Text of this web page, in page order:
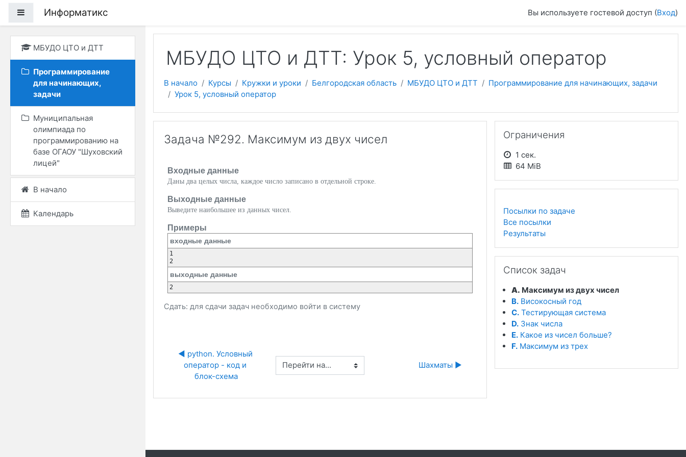
Боковая панель
Информатикс Вы используете гостевой доступ (Вход)
МБУДО ЦТО и ДТТ
Программирование
для начинающих,
задачи
Муниципальная
олимпиада по
программированию на
базе ОГАОУ "Шуховский
лицей"
В начало
Календарь
МБУДО ЦТО и ДТТ: Урок 5, условный оператор
В начало Курсы Кружки и уроки Белгородская область МБУДО ЦТО и ДТТ
Программирование для начинающих, задачи
Урок 5, условный оператор
Задача №292. Максимум из двух чисел
Входные данные
Даны два целых числа, каждое число записано в отдельной строке.
Выходные данные
Выведите наибольшее из данных чисел.
Примеры
входные данные
1
2
выходные данные
2
Сдать: для сдачи задач необходимо войти в систему
◀︎ python. Условный
оператор - код и
блок-схема
Перейти на... Шахматы ▶︎
Ограничения
1 сек.
64 MiB
Посылки по задаче
Все посылки
Результаты
Список задач
A. Максимум из двух чисел
B. Високосный год
C. Тестирующая система
D. Знак числа
E. Какое из чисел больше?
F. Максимум из трех